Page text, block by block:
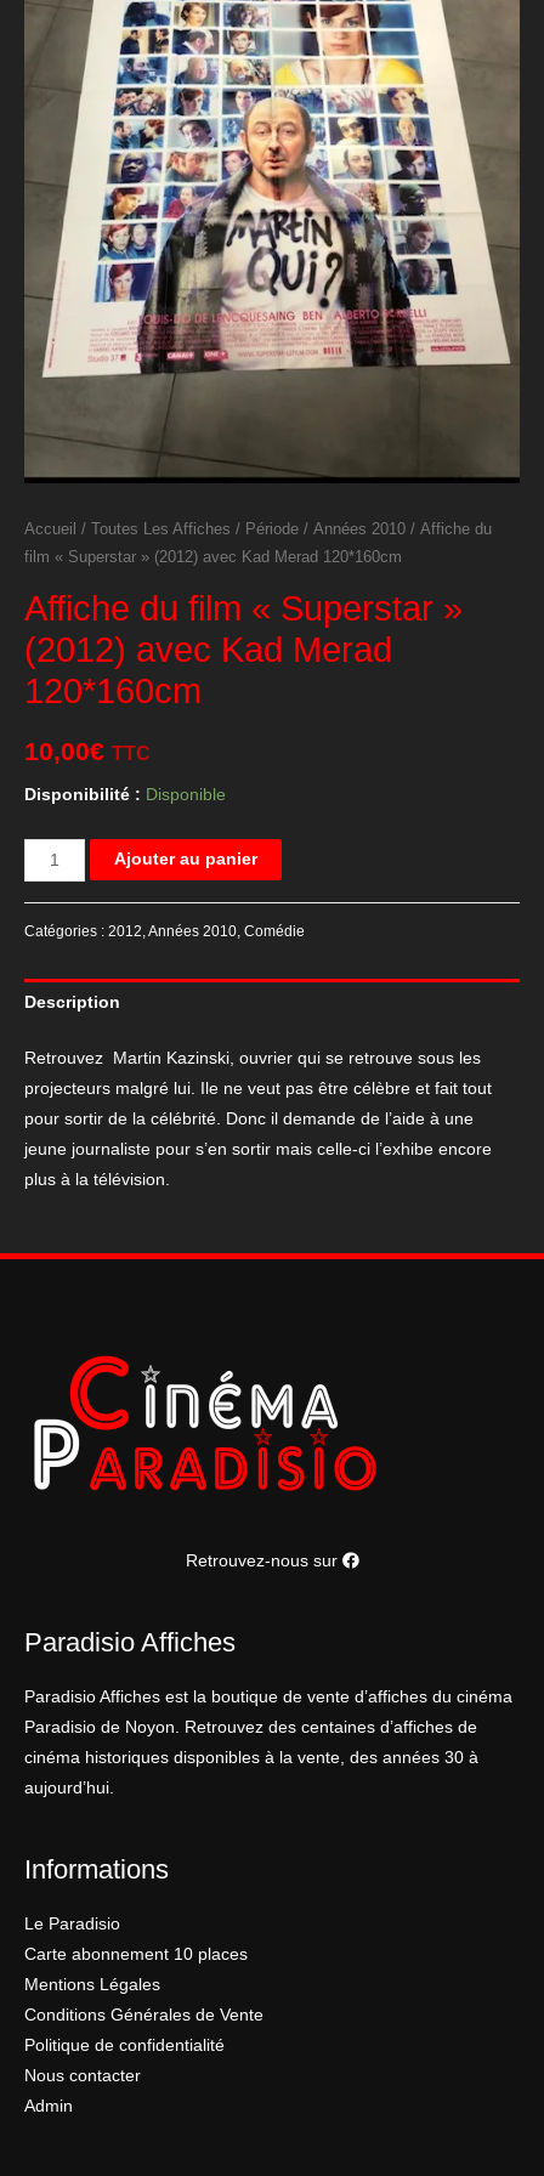
Accueil / Toutes Les Affiches / Période / Années 2010 / Affiche du
film « Superstar » (2012) avec Kad Merad 120*160cm
Affiche du film « Superstar »
(2012) avec Kad Merad
120*160cm
10,00€ TTC
Disponibilité : Disponible
quantité
de
film
"Superstar"
avec
Kad
Merad
120*160cm
Ajouter au panier
Catégories : 2012,Années 2010, Comédie
Description
Retrouvez Martin Kazinski, ouvrier qui se retrouve sous les
projecteurs malgré lui. Ile ne veut pas être célèbre et fait tout
pour sortir de la célébrité. Donc il demande de l’aide à une
jeune journaliste pour s’en sortir mais celle-ci l’exhibe encore
plus à la télévision.
Retrouvez-nous sur
Paradisio Affiches
Paradisio Affiches est la boutique de vente d’affiches du cinéma
Paradisio de Noyon. Retrouvez des centaines d’affiches de
cinéma historiques disponibles à la vente, des années 30 à
aujourd’hui.
Informations
Le Paradisio
Carte abonnement 10 places
Mentions Légales
Conditions Générales de Vente
Politique de confidentialité
Nous contacter
Admin